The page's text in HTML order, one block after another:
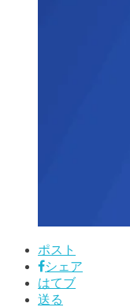
ポスト
シェア
はてブ
送る